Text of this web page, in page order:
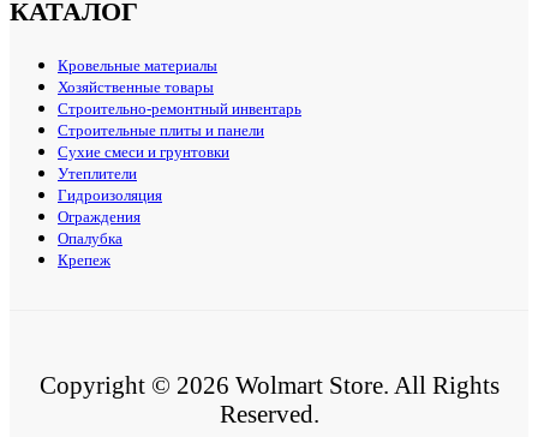
КАТАЛОГ
Кровельные материалы
Хозяйственные товары
Строительно-ремонтный инвентарь
Строительные плиты и панели
Сухие смеси и грунтовки
Утеплители
Гидроизоляция
Ограждения
Опалубка
Крепеж
Copyright © 2026 Wolmart Store. All Rights
Reserved.